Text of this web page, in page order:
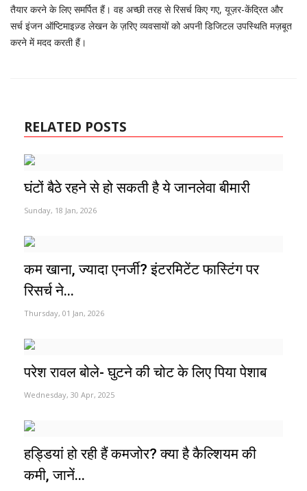
तैयार करने के लिए समर्पित हैं। वह अच्छी तरह से रिसर्च किए गए, यूज़र-केंद्रित और
सर्च इंजन ऑप्टिमाइज़्ड लेखन के ज़रिए व्यवसायों को अपनी डिजिटल उपस्थिति मज़बूत
करने में मदद करती हैं।
RELATED POSTS
घंटों बैठे रहने से हो सकती है ये जानलेवा बीमारी
Sunday, 18 Jan, 2026
कम खाना, ज्यादा एनर्जी? इंटरमिटेंट फास्टिंग पर
रिसर्च ने...
Thursday, 01 Jan, 2026
परेश रावल बोले- घुटने की चोट के लिए पिया पेशाब
Wednesday, 30 Apr, 2025
हड्डियां हो रही हैं कमजोर? क्या है कैल्शियम की
कमी, जानें...